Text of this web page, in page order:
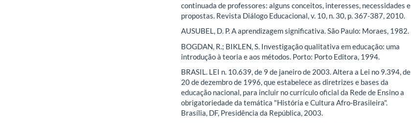
continuada de professores: alguns conceitos, interesses, necessidades e
propostas. Revista Diálogo Educacional, v. 10, n. 30, p. 367-387, 2010.
AUSUBEL, D. P. A aprendizagem significativa. São Paulo: Moraes, 1982.
BOGDAN, R.; BIKLEN, S. Investigação qualitativa em educação: uma
introdução à teoria e aos métodos. Porto: Porto Editora, 1994.
BRASIL. LEI n. 10.639, de 9 de janeiro de 2003. Altera a Lei no 9.394, de
20 de dezembro de 1996, que estabelece as diretrizes e bases da
educação nacional, para incluir no currículo oficial da Rede de Ensino a
obrigatoriedade da temática "História e Cultura Afro-Brasileira".
Brasília, DF, Presidência da República, 2003.